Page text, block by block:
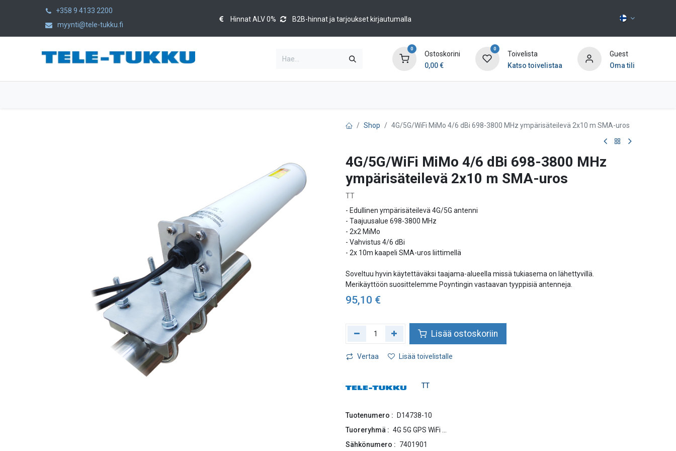
+358 9 4133 2200
myynti@tele-tukku.fi
Hinnat ALV 0% B2B-hinnat ja tarjoukset kirjautumalla
0
Ostoskorini
0,00€
0
Toivelista
Katso toivelistaa
Guest
Oma tili
Shop 4G/5G/WiFi MiMo 4/6 dBi 698-3800 MHz ympärisäteilevä 2x10 m SMA-uros
4G/5G/WiFi MiMo 4/6 dBi 698-3800 MHz
ympärisäteilevä 2x10 m SMA-uros
TT
- Edullinen ympärisäteilevä 4G/5G antenni
- Taajuusalue 698-3800 MHz
- 2x2 MiMo
- Vahvistus 4/6 dBi
- 2x 10m kaapeli SMA-uros liittimellä
Soveltuu hyvin käytettäväksi taajama-alueella missä tukiasema on lähettyvillä.
Merikäyttöön suosittelemme Poyntingin vastaavan tyyppisiä antenneja.
95,10 €
Lisää ostoskoriin
Vertaa Lisää toivelistalle
TT
Tuotenumero :
D14738-10
Tuoreryhmä : 4G 5G GPS WiFi ...
Sähkönumero : 7401901